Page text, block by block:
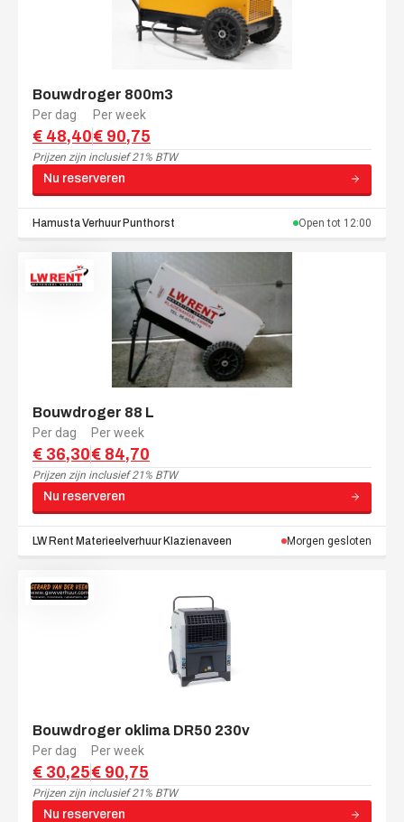
Bouwdroger 800m3
Per dag
€ 48,40
Per week
€ 90,75
Prijzen zijn inclusief 21% BTW
Nu reserveren
Hamusta VerhuurPunthorst Open tot 12:00
Bouwdroger 88 L
Per dag
€ 36,30
Per week
€ 84,70
Prijzen zijn inclusief 21% BTW
Nu reserveren
LW Rent MaterieelverhuurKlazienaveen Morgen gesloten
Bouwdroger oklima DR50 230v
Per dag
€ 30,25
Per week
€ 90,75
Prijzen zijn inclusief 21% BTW
Nu reserveren